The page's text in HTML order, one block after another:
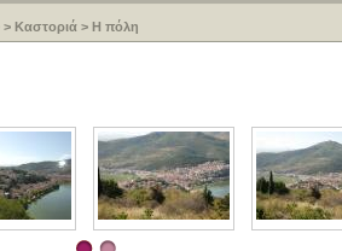
> Καστοριά> Η πόλη